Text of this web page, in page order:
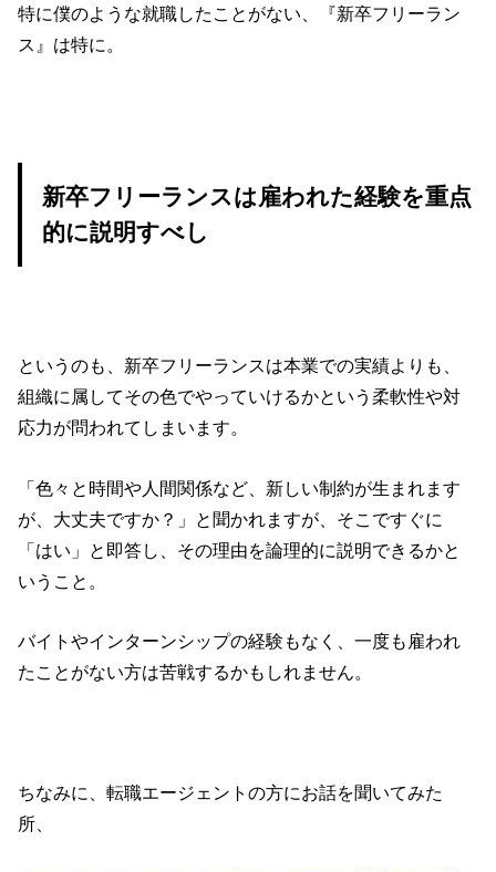
特に僕のような就職したことがない、『新卒フリーラン
ス』は特に。
新卒フリーランスは雇われた経験を重点
的に説明すべし
というのも、新卒フリーランスは本業での実績よりも、
組織に属してその色でやっていけるかという柔軟性や対
応力が問われてしまいます。
「色々と時間や人間関係など、新しい制約が生まれます
が、大丈夫ですか？」と聞かれますが、そこですぐに
「はい」と即答し、その理由を論理的に説明できるかと
いうこと。
バイトやインターンシップの経験もなく、一度も雇われ
たことがない方は苦戦するかもしれません。
ちなみに、転職エージェントの方にお話を聞いてみた
所、